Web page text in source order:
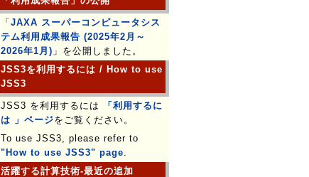
「 JAXA スーパーコンピュータシス
テム利用成果報告 (2025年2月～
2026年1月) 」を公開しました。
JSS3を利用するには / How to use
JSS3
JSS3 を利用するには
「利用するに
は 」ページをご覧ください。
To use JSS3, please refer to
"How to use JSS3" page.
活躍する計算技術-最近の追加